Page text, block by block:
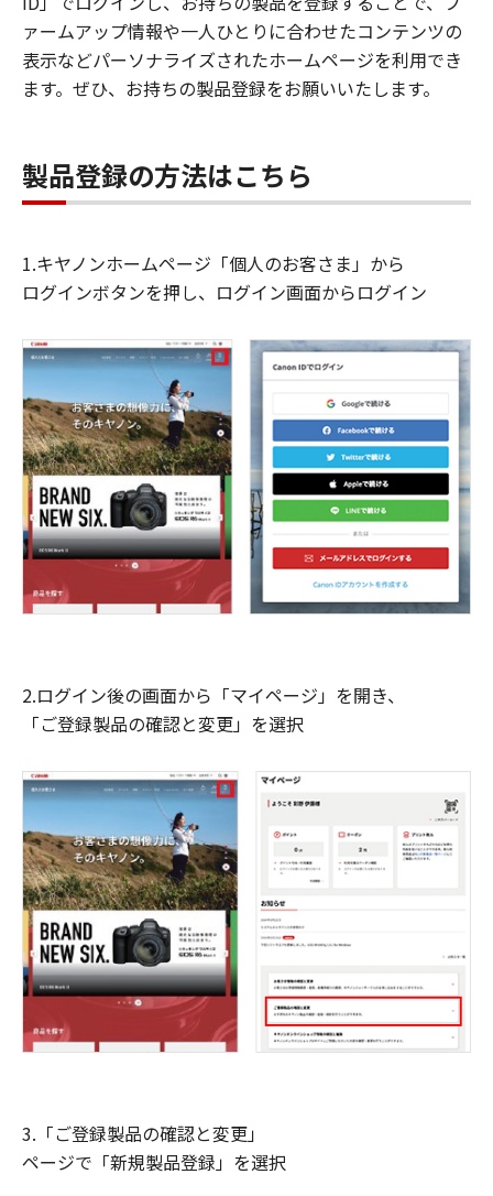
ァームアップ情報や一人ひとりに合わせたコンテンツの
表示などパーソナライズされたホームページを利用でき
ます。ぜひ、お持ちの製品登録をお願いいたします。
製品登録の方法はこちら
1.キヤノンホームページ「個人のお客さま」から
ログインボタンを押し、ログイン画面からログイン
2.ログイン後の画面から「マイページ」を開き、
「ご登録製品の確認と変更」を選択
3.「ご登録製品の確認と変更」
ページで「新規製品登録」を選択